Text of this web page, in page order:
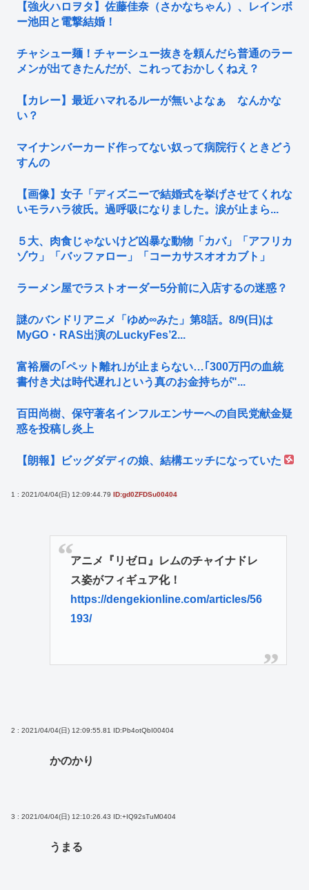
【強火ハロヲタ】佐藤佳奈（さかなちゃん）、レインボ
ー池田と電撃結婚！
チャシュー麺！チャーシュー抜きを頼んだら普通のラー
メンが出てきたんだが、これっておかしくねえ？
【カレー】最近ハマれるルーが無いよなぁ なんかな
い？
マイナンバーカード作ってない奴って病院行くときどう
すんの
【画像】女子「ディズニーで結婚式を挙げさせてくれな
いモラハラ彼氏。過呼吸になりました。涙が止まら...
５大、肉食じゃないけど凶暴な動物「カバ」「アフリカ
ゾウ」「バッファロー」「コーカサスオオカブト」
ラーメン屋でラストオーダー5分前に入店するの迷惑？
謎のバンドリアニメ「ゆめ∞みた」第8話。8/9(日)は
MyGO・RAS出演のLuckyFes’2...
富裕層の｢ペット離れ｣が止まらない…｢300万円の血統
書付き犬は時代遅れ｣という真のお金持ちが"...
百田尚樹、保守著名インフルエンサーへの自民党献金疑
惑を投稿し炎上
【朗報】ビッグダディの娘、結構エッチになっていた
1 : 2021/04/04(日) 12:09:44.79 ID:gd0ZFDSu00404
アニメ『リゼロ』レムのチャイナドレ
ス姿がフィギュア化！
https://dengekionline.com/articles/56
193/
2 : 2021/04/04(日) 12:09:55.81 ID:Pb4otQbI00404
かのかり
3 : 2021/04/04(日) 12:10:26.43 ID:+IQ92sTuM0404
うまる